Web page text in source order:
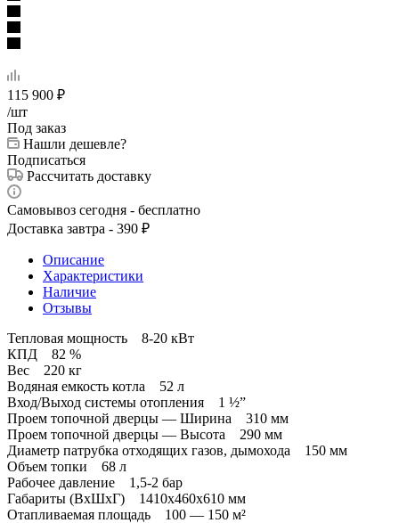
115 900 ₽
/шт
Под заказ
Нашли дешевле?
Подписаться
Рассчитать доставку
Самовывоз сегодня - бесплатно
Доставка завтра - 390 ₽
Описание
Характеристики
Наличие
Отзывы
Тепловая мощность 8-20 кВт
КПД 82 %
Вес 220 кг
Водяная емкость котла 52 л
Вход/Выход системы отопления 1 ½”
Проем топочной дверцы — Ширина 310 мм
Проем топочной дверцы — Высота 290 мм
Диаметр патрубка отходящих газов, дымохода 150 мм
Объем топки 68 л
Рабочее давление 1,5-2 бар
Габариты (ВхШхГ) 1410x460x610 мм
Отапливаемая площадь 100 — 150 м²